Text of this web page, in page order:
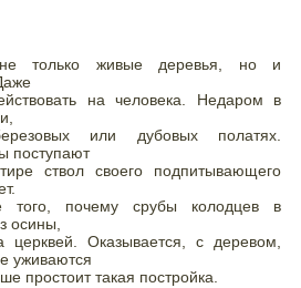
не только живые деревья, но и
на человека. Недаром в
или дубовых полатях.
поступают
ствол своего подпитывающего
того, почему срубы колодцев в
осины,
Оказывается, с деревом,
уживаются
простоит такая постройка.